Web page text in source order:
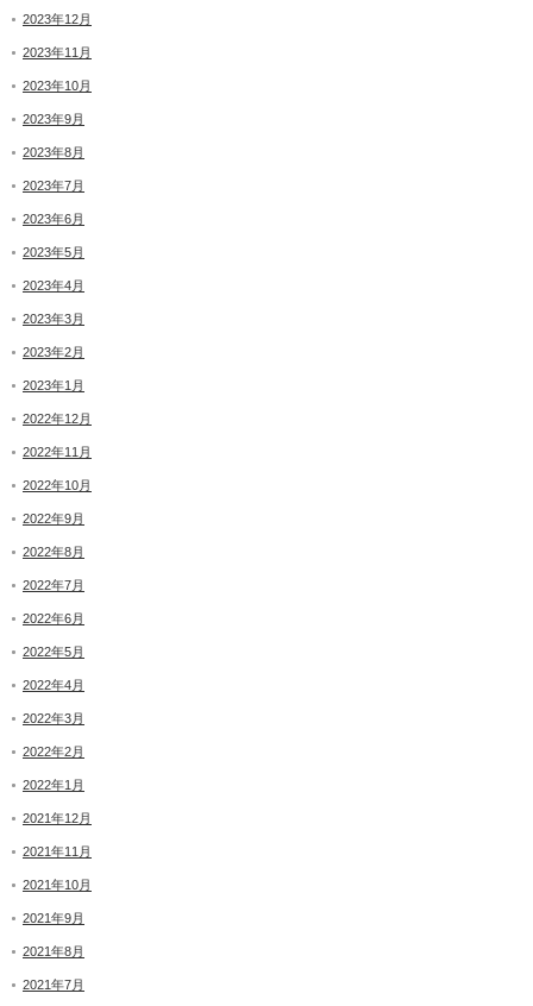
2023年12月
2023年11月
2023年10月
2023年9月
2023年8月
2023年7月
2023年6月
2023年5月
2023年4月
2023年3月
2023年2月
2023年1月
2022年12月
2022年11月
2022年10月
2022年9月
2022年8月
2022年7月
2022年6月
2022年5月
2022年4月
2022年3月
2022年2月
2022年1月
2021年12月
2021年11月
2021年10月
2021年9月
2021年8月
2021年7月